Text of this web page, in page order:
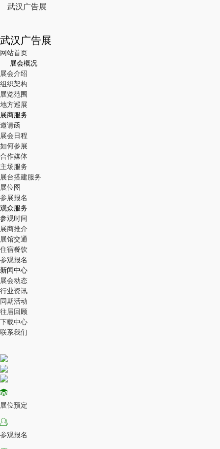
武汉广告展
武汉广告展
网站首页
展会概况
展会介绍
组织架构
展览范围
地方巡展
展商服务
邀请函
展会日程
如何参展
合作媒体
主场服务
展台搭建服务
展位图
参展报名
观众服务
参观时间
展商推介
展馆交通
住宿餐饮
参观报名
新闻中心
展会动态
行业资讯
同期活动
往届回顾
下载中心
联系我们
展位预定
参观报名